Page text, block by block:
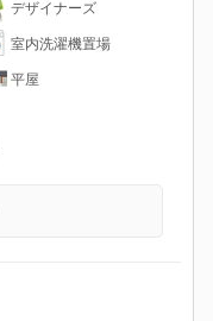
デザイナーズ
室内洗濯機置場
平屋